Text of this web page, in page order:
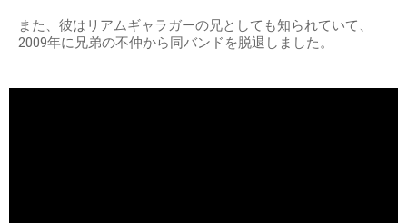
また、彼はリアムギャラガーの兄としても知られていて、
2009年に兄弟の不仲から同バンドを脱退しました。